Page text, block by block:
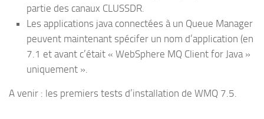
partie des canaux CLUSSDR.
Les applications java connectées à un Queue Manager
peuvent maintenant spécifer un nom d’application (en
7.1 et avant c’était « WebSphere MQ Client for Java »
uniquement ».
A venir : les premiers tests d’installation de WMQ 7.5.